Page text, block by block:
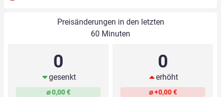
Preisänderungen in den letzten
60 Minuten
0
gesenkt
⌀ 0,00 €
0
erhöht
⌀ +0,00 €